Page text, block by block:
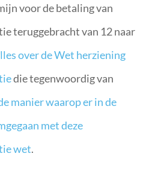
voor de betaling van
teruggebracht van 12 naar
over de Wet herziening
die tegenwoordig van
manier waarop er in de
met deze
wet.